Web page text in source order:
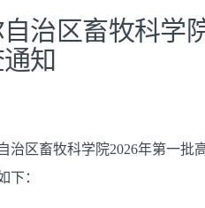
治区畜牧科学
知
治区畜牧科学院2026年第一
下：